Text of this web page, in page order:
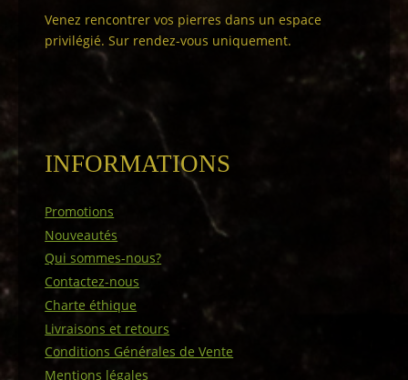
Venez rencontrer vos pierres dans un espace
privilégié. Sur rendez-vous uniquement.
INFORMATIONS
Promotions
Nouveautés
Qui sommes-nous?
Contactez-nous
Charte éthique
Livraisons et retours
Conditions Générales de Vente
Mentions légales